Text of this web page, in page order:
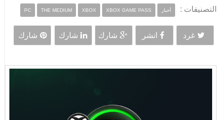
التصنيفات : أخبار PC THE MEDIUM XBOX XBOX GAME PASS
غرد انشر شارك شارك شارك